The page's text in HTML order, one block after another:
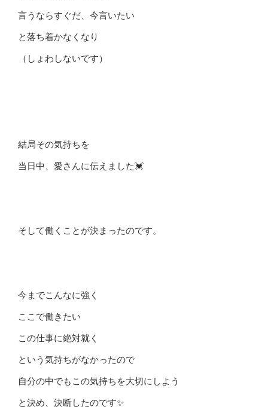
言うならすぐだ、今言いたい
と落ち着かなくなり
（しょわしないです）
結局その気持ちを
当日中、愛さんに伝えました💓
そして働くことが決まったのです。
今までこんなに強く
ここで働きたい
この仕事に絶対就く
という気持ちがなかったので
自分の中でもこの気持ちを大切にしよう
と決め、決断したのです✨